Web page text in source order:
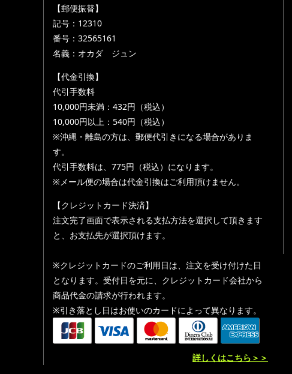
【郵便振替】
記号：12310
番号：32565161
名義：オカダ ジュン
【代金引換】
代引手数料
10,000円未満：432円（税込）
10,000円以上：540円（税込）
※沖縄・離島の方は、郵便代引きになる場合がありま
す。
代引手数料は、775円（税込）になります。
※メール便の場合は代金引換はご利用頂けません。
【クレジットカード決済】
注文完了画面で表示される支払方法を選択して頂きます
と、お支払先が選択頂けます。
※クレジットカードのご利用日は、注文を受け付けた日
となります。受付日を元に、クレジットカード会社から
商品代金の請求が行われます。
※引き落とし日はお使いのカードによって異なります。
詳しくはこちら＞＞